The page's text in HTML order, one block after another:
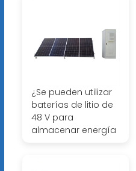
¿Se pueden utilizar
baterías de litio de
48 V para
almacenar energía